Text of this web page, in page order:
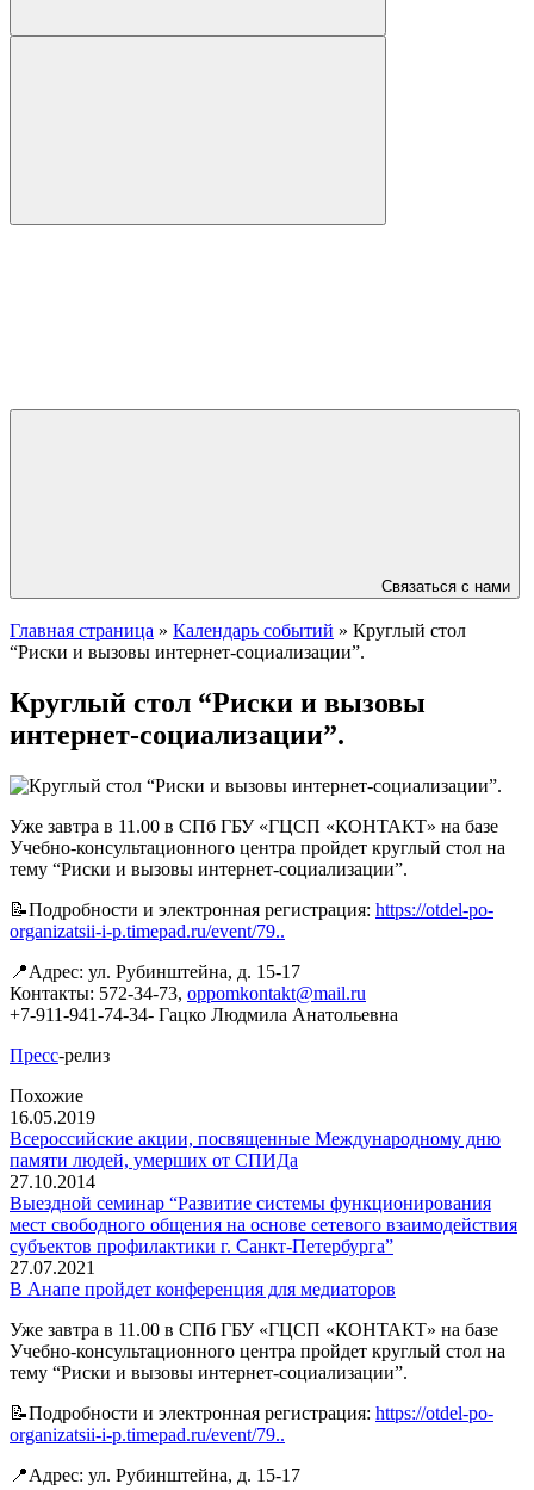
Связаться с нами
Главная страница » Календарь событий » Круглый стол
“Риски и вызовы интернет-социализации”.
Круглый стол “Риски и вызовы
интернет-социализации”.
Уже завтра в 11.00 в СПб ГБУ «ГЦСП «КОНТАКТ» на базе
Учебно-консультационного центра пройдет круглый стол на
тему “Риски и вызовы интернет-социализации”.
📝Подробности и электронная регистрация: https://otdel-po-
organizatsii-i-p.timepad.ru/event/79..
📍Адрес: ул. Рубинштейна, д. 15-17
Контакты: 572-34-73, oppomkontakt@mail.ru
+7-911-941-74-34- Гацко Людмила Анатольевна
Пресс-релиз
Похожие
16.05.2019
Всероссийские акции, посвященные Международному дню
памяти людей, умерших от СПИДа
27.10.2014
Выездной семинар “Развитие системы функционирования
мест свободного общения на основе сетевого взаимодействия
субъектов профилактики г. Санкт-Петербурга”
27.07.2021
В Анапе пройдет конференция для медиаторов
Уже завтра в 11.00 в СПб ГБУ «ГЦСП «КОНТАКТ» на базе
Учебно-консультационного центра пройдет круглый стол на
тему “Риски и вызовы интернет-социализации”.
📝Подробности и электронная регистрация: https://otdel-po-
organizatsii-i-p.timepad.ru/event/79..
📍Адрес: ул. Рубинштейна, д. 15-17